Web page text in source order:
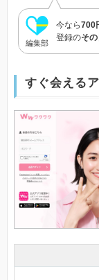
編集部
今なら700
登録のそ
すぐ会える